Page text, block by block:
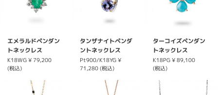
エメラルドペンダン
トネックレス
K18WG¥ 79,200
(税込)
タンザナイトペンダ
ントネックレス
Pt900/K18YG ¥
71,280 (税込)
ターコイズペンダン
トネックレス
K18PG ¥ 89,100
(税込)